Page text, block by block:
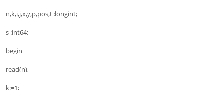
n,k,i,j,x,y,p,pos,t :longint;
s :int64;
begin
read(n);
k:=1;